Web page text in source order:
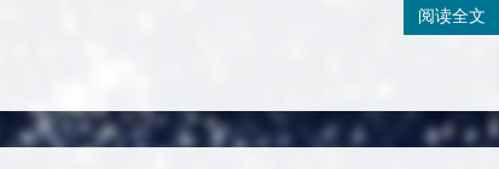
阅读全文